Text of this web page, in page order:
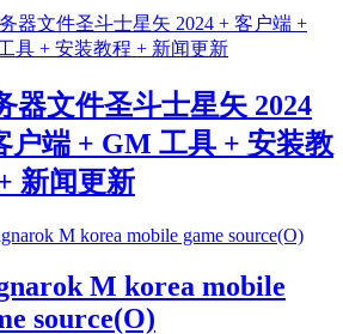
器文件圣斗士星矢 2024
户端 + GM 工具 + 安装教
新闻更新
M korea mobile
source(O)